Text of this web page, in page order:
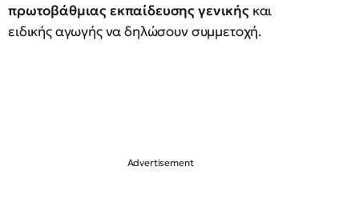
πρωτοβάθμιας εκπαίδευσης γενικήςκαι
ειδικής αγωγής να δηλώσουν συμμετοχή.